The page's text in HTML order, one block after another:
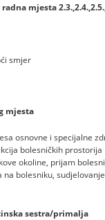
mjesta
smjer
mjesta
osnovne i specijalne
bolesničkih
okoline, prijam
bolesniku,
sestra/primalja